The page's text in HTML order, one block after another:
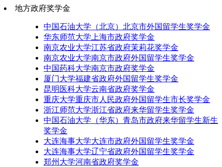
地方政府奖学金
中国石油大学（北京）北京市外国留学生奖学金
华东师范大学上海市政府奖学金
南京农业大学江苏省政府茉莉花奖学金
南京农业大学南京市政府外国留学生奖学金
中国药科大学南京市政府奖学金
厦门大学福建省政府外国留学生奖学金
昆明医科大学云南省政府奖学金
重庆大学重庆市人民政府外国留学生市长奖学金
浙江师范大学浙江省政府来华留学生奖学金
中国石油大学（华东）青岛市政府来华留学生新生
奖学金
大连海事大学大连市政府外国留学生奖学金
大连海事大学辽宁省政府外国留学生奖学金
郑州大学河南省政府奖学金